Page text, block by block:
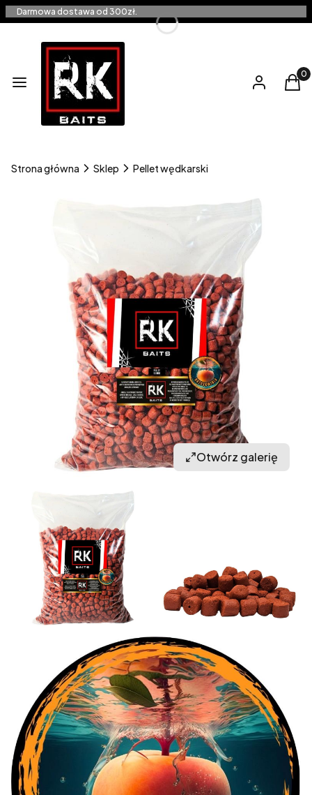
Darmowa dostawa od 300zł.
Menu Zaloguj się
Strona główna Sklep Pellet wędkarski
Otwórz galerię